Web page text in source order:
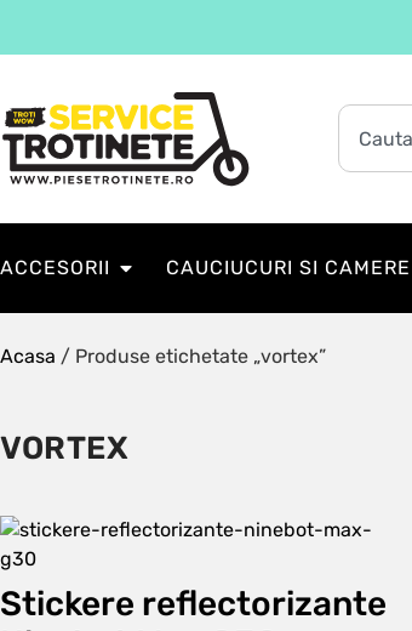
ACCESORII CAUCIUCURI SI CAMERE
Acasa / Produse etichetate „vortex”
VORTEX
Stickere reflectorizante